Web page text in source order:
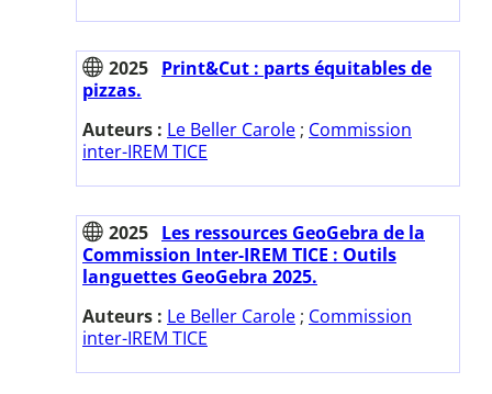
2025 Print&Cut : parts équitables de
pizzas.
Auteurs : Le Beller Carole ; Commission
inter-IREM TICE
2025 Les ressources GeoGebra de la
Commission Inter-IREM TICE : Outils
languettes GeoGebra 2025.
Auteurs : Le Beller Carole ; Commission
inter-IREM TICE